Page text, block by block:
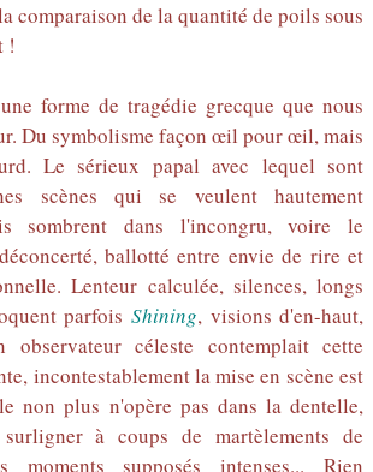
comparaison de la quantité de poils sous
!
forme de tragédie grecque que nous
Du symbolisme façon œil pour œil, mais
Le sérieux papal avec lequel sont
scènes qui se veulent hautement
sombrent dans l'incongru, voire le
ballotté entre envie de rire et
Lenteur calculée, silences, longs
parfoisShining, visions d'en-haut,
céleste contemplait cette
incontestablement la mise en scène est
non plus n'opère pas dans la dentelle,
à coups de martèlements de
moments supposés intenses... Rien